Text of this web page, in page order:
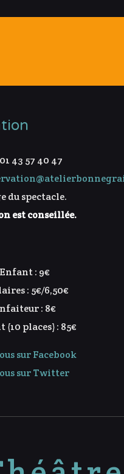
43 57 40 47
du spectacle.
est conseillée.
: 9€
: 5€/6,50€
: 8€
places) : 85€
sur Facebook
sur Twitter